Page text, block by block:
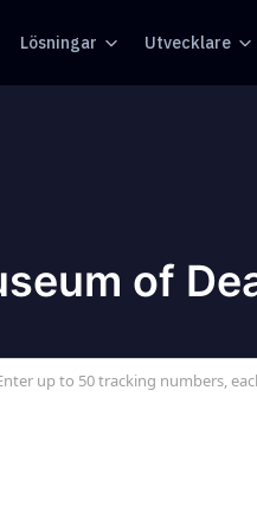
Lösningar Utvecklare
of
up to 50 tracking numbers,